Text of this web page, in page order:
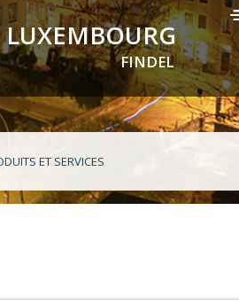
LUXEMBOURG
FINDEL
ET SERVICES